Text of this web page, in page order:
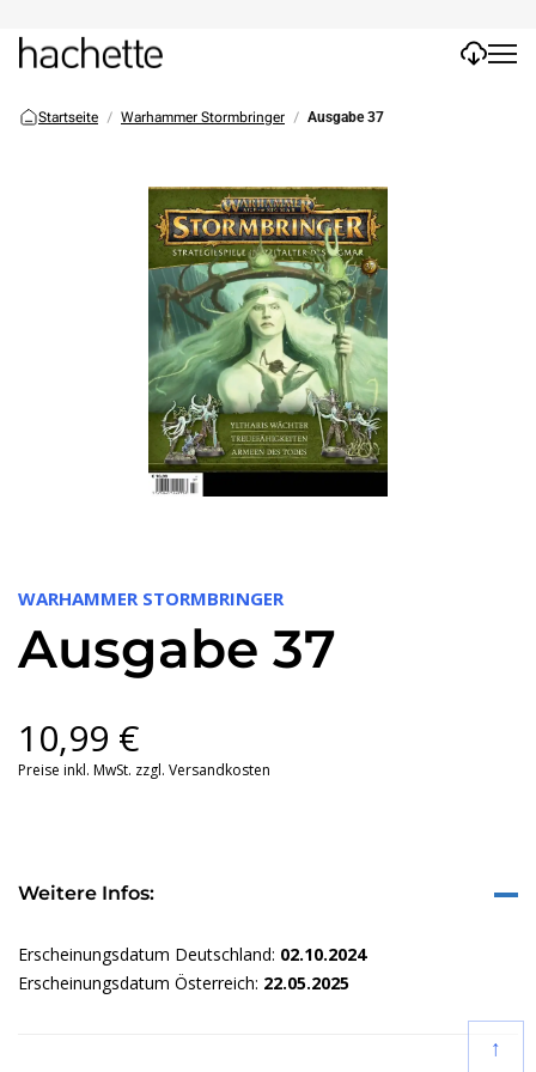
Startseite Warhammer Stormbringer Ausgabe 37
WARHAMMER STORMBRINGER
Ausgabe 37
10,99 €
Preise inkl. MwSt. zzgl. Versandkosten
Weitere Infos:
Erscheinungsdatum Deutschland: 02.10.2024
Erscheinungsdatum Österreich: 22.05.2025
↑